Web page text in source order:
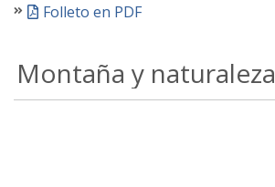
Folleto en PDF
Montaña y naturaleza